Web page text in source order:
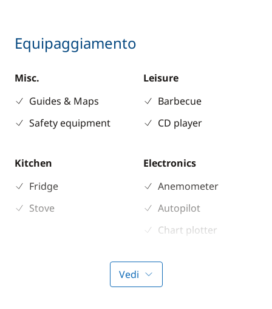
Equipaggiamento
Misc.
Guides & Maps
Safety equipment
Leisure
Barbecue
CD player
Kitchen
Fridge
Stove
Electronics
Anemometer
Autopilot
Chart plotter
Vedi